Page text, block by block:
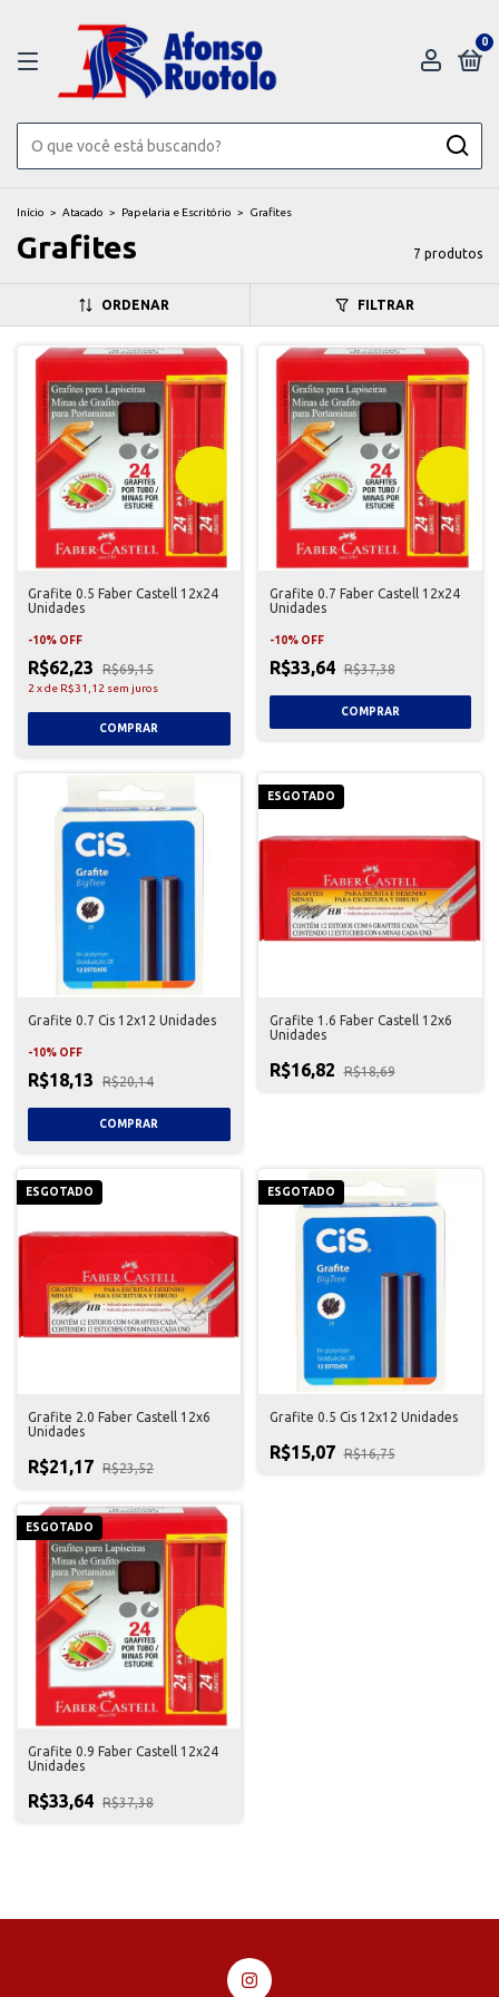
0
Início > Atacado > Papelaria e Escritório > Grafites
Grafites 7 produtos
ORDENAR FILTRAR
Grafite 0.5 Faber Castell 12x24
Unidades
-10% OFF
R$62,23 R$69,15
2 xde R$31,12 sem juros
Grafite 0.7 Faber Castell 12x24
Unidades
-10% OFF
R$33,64 R$37,38
Grafite 0.7 Cis 12x12 Unidades
-10% OFF
R$18,13 R$20,14
ESGOTADO
Grafite 1.6 Faber Castell 12x6
Unidades
R$16,82 R$18,69
ESGOTADO
Grafite 2.0 Faber Castell 12x6
Unidades
R$21,17 R$23,52
ESGOTADO
Grafite 0.5 Cis 12x12 Unidades
R$15,07 R$16,75
ESGOTADO
Grafite 0.9 Faber Castell 12x24
Unidades
R$33,64 R$37,38